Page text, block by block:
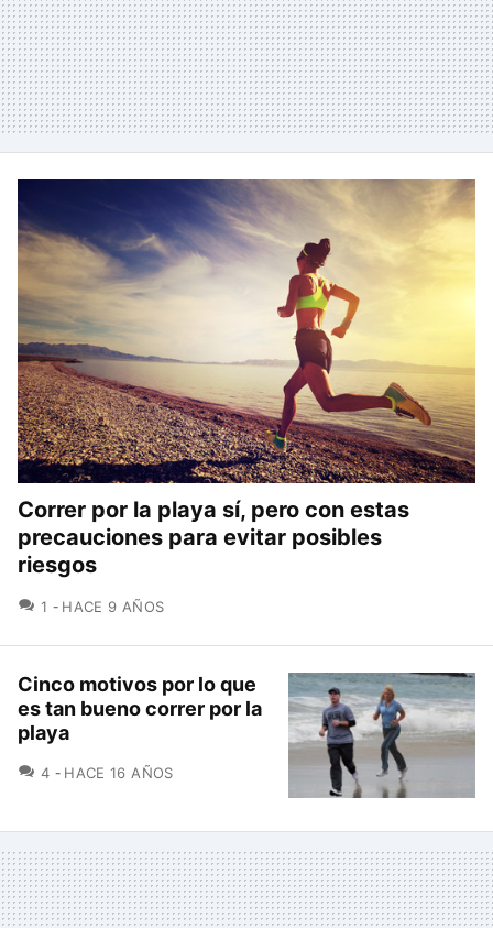
Correr por la playa sí, pero con estas
precauciones para evitar posibles
riesgos
1 COMENTARIOS
HACE 9 AÑOS
Cinco motivos por lo que
es tan bueno correr por la
playa
4 COMENTARIOS
HACE 16 AÑOS